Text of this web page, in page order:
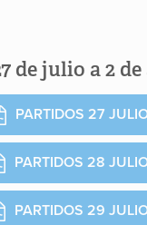
de julio a 2
PARTIDOS 27
PARTIDOS 28
PARTIDOS 29